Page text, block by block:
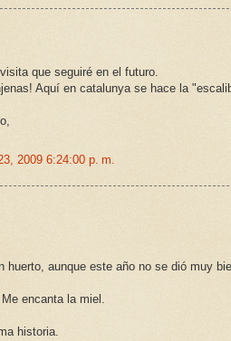
que seguiré en el futuro.
Aquí en catalunya se hace la
2009 6:24:00 p. m.
huerto, aunque este año no se dió muy
encanta la miel.
historia.